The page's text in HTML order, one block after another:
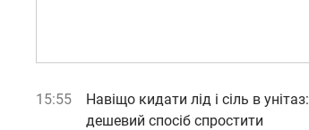
15:55
Навіщо кидати лід і сіль в унітаз:
дешевий спосіб спростити